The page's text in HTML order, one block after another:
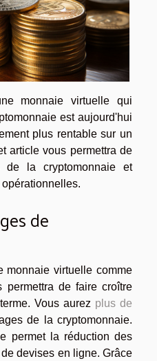
monnaie virtuelle qui
est aujourd'hui
plus rentable sur un
article vous permettra de
de la cryptomonnaie et
de
monnaie virtuelle comme
permettra de faire croître
Vous aurez plus de
de la cryptomonnaie.
permet la réduction des
devises en ligne. Grâce